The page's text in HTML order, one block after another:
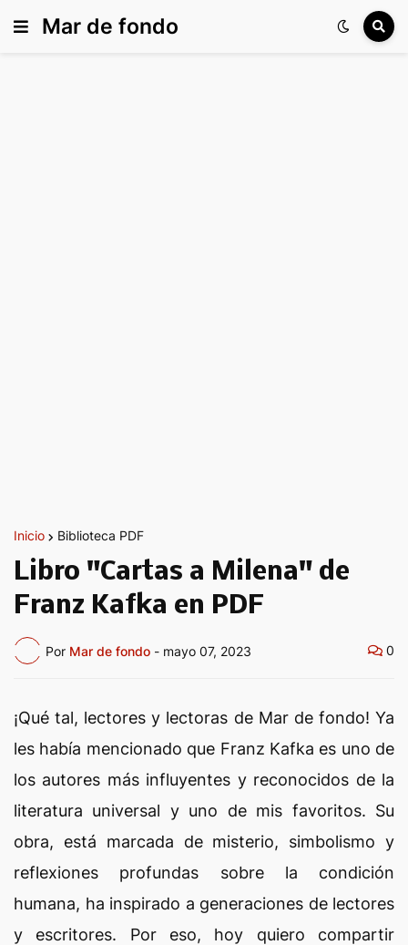
Mar de fondo
Inicio Biblioteca PDF
Libro "Cartas a Milena" de
Franz Kafka en PDF
Por Mar de fondo - mayo 07, 2023 0
¡Qué tal, lectores y lectoras de Mar de fondo! Ya
les había mencionado que Franz Kafka es uno de
los autores más influyentes y reconocidos de la
literatura universal y uno de mis favoritos. Su
obra, está marcada de misterio, simbolismo y
reflexiones profundas sobre la condición
humana, ha inspirado a generaciones de lectores
y escritores. Por eso, hoy quiero compartir